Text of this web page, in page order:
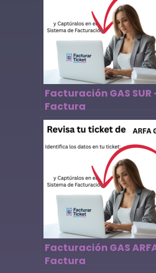
Facturación GAS
Factura
Facturación GAS
Factura